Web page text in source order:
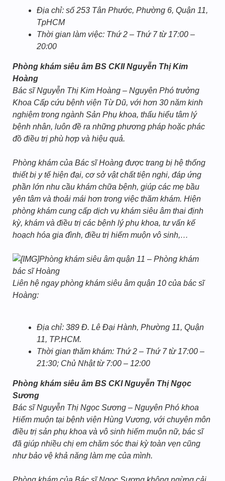
Địa chỉ: số 253 Tân Phước, Phường 6, Quận 11,
TpHCM
Thời gian làm việc: Thứ 2 – Thứ 7 từ 17:00 –
20:00
Phòng khám siêu âm BS CKII Nguyễn Thị Kim
Hoàng
Bác sĩ Nguyễn Thị Kim Hoàng – Nguyên Phó trưởng
Khoa Cấp cứu bệnh viện Từ Dũ, với hơn 30 năm kinh
nghiệm trong ngành Sản Phụ khoa, thấu hiểu tâm lý
bệnh nhân, luôn đề ra những phương pháp hoặc phác
đồ điều trị phù hợp và hiệu quả.
Phòng khám của Bác sĩ Hoàng được trang bị hệ thống
thiết bị y tế hiện đại, cơ sở vật chất tiện nghi, đáp ứng
phần lớn nhu cầu khám chữa bệnh, giúp các mẹ bầu
yên tâm và thoải mái hơn trong việc thăm khám. Hiện
phòng khám cung cấp dịch vụ khám siêu âm thai định
kỳ, khám và điều trị các bệnh lý phụ khoa, tư vấn kế
hoạch hóa gia đình, điều trị hiếm muộn vô sinh,…
Phòng khám siêu âm quận 11 – Phòng khám
bác sĩ Hoàng
Liên hệ ngay phòng khám siêu âm quận 10 của bác sĩ
Hoàng:
Địa chỉ: 389 Đ. Lê Đại Hành, Phường 11, Quận
11, TP.HCM.
Thời gian thăm khám: Thứ 2 – Thứ 7 từ 17:00 –
21:30; Chủ Nhật từ 7:00 – 12:00
Phòng khám siêu âm BS CKI Nguyễn Thị Ngọc
Sương
Bác sĩ Nguyễn Thị Ngọc Sương – Nguyên Phó khoa
Hiếm muộn tại bệnh viện Hùng Vương, với chuyên môn
điều trị sản phụ khoa và vô sinh hiếm muộn nữ, bác sĩ
đã giúp nhiều chị em chăm sóc thai kỳ toàn vẹn cũng
như bảo vệ khả năng làm mẹ của mình.